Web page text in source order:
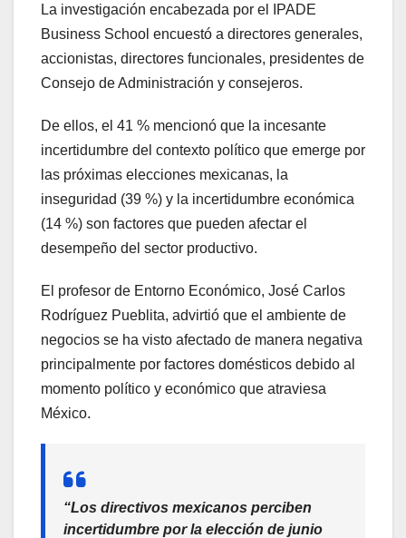
La investigación encabezada por el IPADE
Business School encuestó a directores generales,
accionistas, directores funcionales, presidentes de
Consejo de Administración y consejeros.
De ellos, el 41 % mencionó que la incesante
incertidumbre del contexto político que emerge por
las próximas elecciones mexicanas, la
inseguridad (39 %) y la incertidumbre económica
(14 %) son factores que pueden afectar el
desempeño del sector productivo.
El profesor de Entorno Económico, José Carlos
Rodríguez Pueblita, advirtió que el ambiente de
negocios se ha visto afectado de manera negativa
principalmente por factores domésticos debido al
momento político y económico que atraviesa
México.
“Los directivos mexicanos perciben
incertidumbre por la elección de junio